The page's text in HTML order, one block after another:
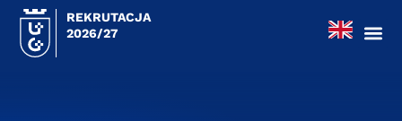
REKRUTACJA
2026/27